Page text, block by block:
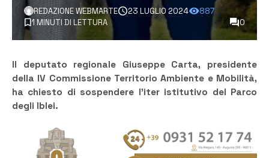
REDAZIONE WEBMARTE 23 LUGLIO 2024
887
1 MINUTI DI LETTURA
0
Il deputato regionale Giuseppe Carta, presidente
della IV Commissione Territorio Ambiente e Mobilità,
ha chiesto di sospendere l’iter istitutivo del Parco
degli Iblei.